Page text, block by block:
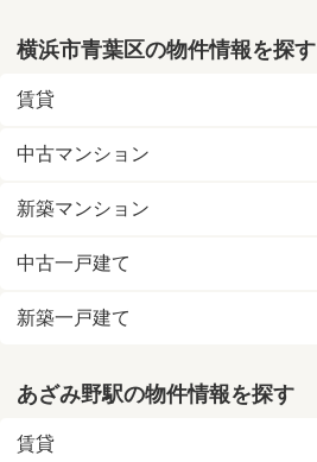
横浜市青葉区の物件情報を探す
賃貸
中古マンション
新築マンション
中古一戸建て
新築一戸建て
あざみ野駅の物件情報を探す
賃貸